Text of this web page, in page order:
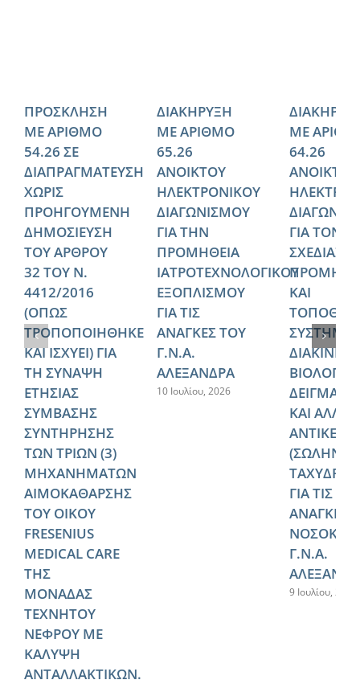
ΠΡΟΣΚΛΗΣΗ
ΜΕ ΑΡΙΘΜΟ
54.26 ΣΕ
ΔΙΑΠΡΑΓΜΑΤΕΥΣΗ
ΧΩΡΙΣ
ΠΡΟΗΓΟΥΜΕΝΗ
ΔΗΜΟΣΙΕΥΣΗ
ΤΟΥ ΑΡΘΡΟΥ
32 ΤΟΥ Ν.
4412/2016
(ΟΠΩΣ
ΤΡΟΠΟΠΟΙΗΘΗΚΕ
ΚΑΙ ΙΣΧΥΕΙ) ΓΙΑ
ΤΗ ΣΥΝΑΨΗ
ΕΤΗΣΙΑΣ
ΣΥΜΒΑΣΗΣ
ΣΥΝΤΗΡΗΣΗΣ
ΤΩΝ ΤΡΙΩΝ (3)
ΜΗΧΑΝΗΜΑΤΩΝ
ΑΙΜΟΚΑΘΑΡΣΗΣ
ΤΟΥ ΟΙΚΟΥ
FRESENIUS
MEDICAL CARE
ΤΗΣ
ΜΟΝΑΔΑΣ
ΤΕΧΝΗΤΟΥ
ΝΕΦΡΟΥ ΜΕ
ΚΑΛΥΨΗ
ΑΝΤΑΛΛΑΚΤΙΚΩΝ.
ΔΙΑΚΗΡΥΞΗ
ΜΕ ΑΡΙΘΜΟ
65.26
ΑΝΟΙΚΤΟΥ
ΗΛΕΚΤΡΟΝΙΚΟΥ
ΔΙΑΓΩΝΙΣΜΟΥ
ΓΙΑ ΤΗΝ
ΠΡΟΜΗΘΕΙΑ
ΙΑΤΡΟΤΕΧΝΟΛΟΓΙΚΟΥ
ΕΞΟΠΛΙΣΜΟΥ
ΓΙΑ ΤΙΣ
ΑΝΑΓΚΕΣ ΤΟΥ
Γ.Ν.Α.
ΑΛΕΞΑΝΔΡΑ
10 Ιουλίου, 2026
ΜΕ
64.26
ΑΝΟΙΚΤΟΥ
ΓΙΑ ΤΟΝ
ΚΑΙ
ΚΑΙ
ΓΙΑ ΤΙΣ
ΑΝΑΓΚΕΣ
Γ.Ν.Α.
9 Ιουλίου, 2026